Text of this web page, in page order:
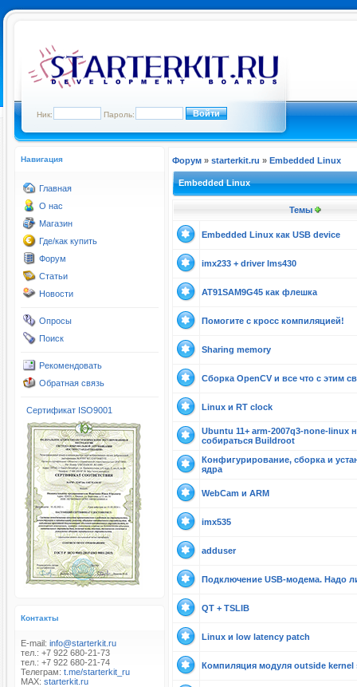
Ник: Пароль:
Навигация
Главная
О нас
Магазин
Где/как купить
Форум
Статьи
Новости
Опросы
Поиск
Рекомендовать
Обратная связь
Сертификат ISO9001
Контакты
E-mail: info@starterkit.ru
тел.: +7 922 680-21-73
тел.: +7 922 680-21-74
Телеграм: t.me/starterkit_ru
MAX: starterkit.ru
Форум » starterkit.ru » Embedded Linux
Embedded Linux
Темы
Embedded Linux как USB device
imx233 + driver lms430
AT91SAM9G45 как флешка
Помогите с кросс компиляцией!
Sharing memory
Сборка OpenCV и все что с этим
Linux и RT clock
Ubuntu 11+ arm-2007q3-none-linux
собираться Buildroot
Конфигурирование, сборка и
ядра
WebCam и ARM
imx535
adduser
Подключение USB-модема. Надо
QT + TSLIB
Linux и low latency patch
Компиляция модуля outside kernel